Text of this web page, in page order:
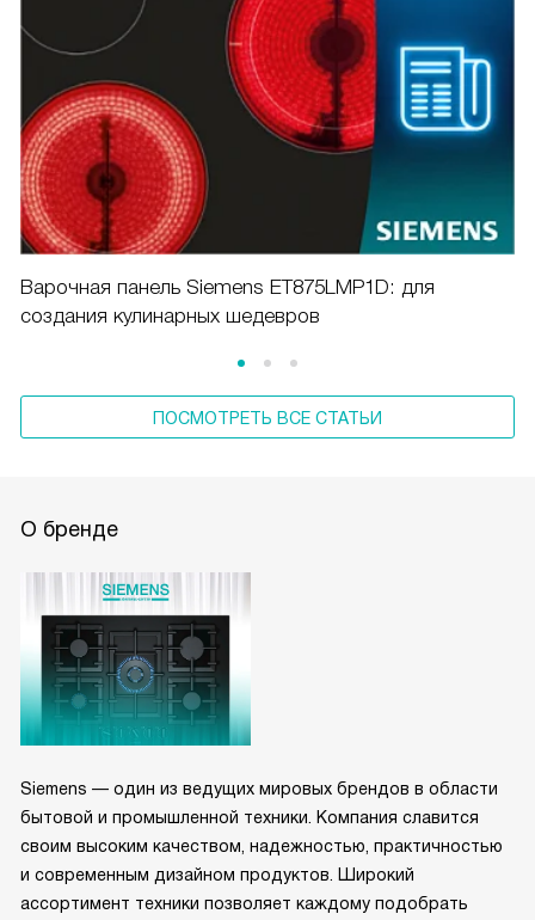
Варочная панель Siemens ET875LMP1D: для
создания кулинарных шедевров
ПОСМОТРЕТЬ ВСЕ СТАТЬИ
О бренде
Siemens — один из ведущих мировых брендов в области
бытовой и промышленной техники. Компания славится
своим высоким качеством, надежностью, практичностью
и современным дизайном продуктов. Широкий
ассортимент техники позволяет каждому подобрать